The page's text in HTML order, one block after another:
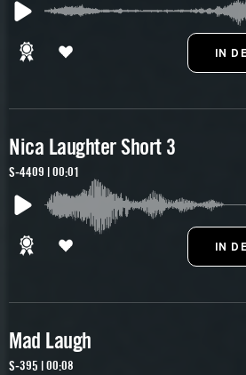
Nica Laughter Short 3
S-4409 | 00:01
Mad Laugh
S-395 | 00:08